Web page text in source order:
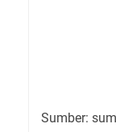
Sumber: